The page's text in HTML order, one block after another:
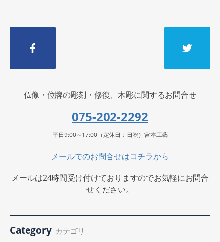
仏像・位牌の彫刻・修復、木彫に関するお問合せ
075-202-2292
平日9:00～17:00（定休日：日祝）宮本工藝
メールでのお問合せはコチラから
メールは24時間受け付けておりますのでお気軽にお問合
せください。
Category カテゴリ